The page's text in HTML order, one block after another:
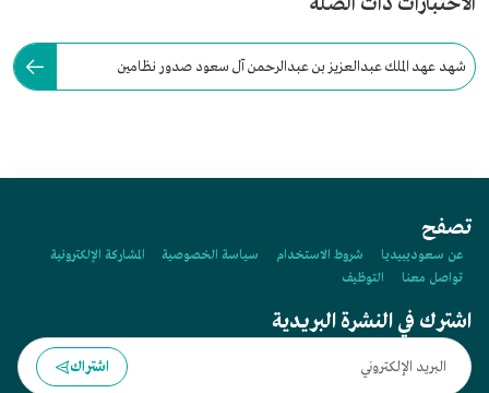
شهد عهد الملك عبدالعزيز بن عبدالرحمن آل سعود صدور نظامين
تصفح
عن سعوديبيديا شروط الاستخدام سياسة الخصوصية
المشاركة الإلكترونية
تواصل معنا
التوظيف
اشترك في النشرة البريدية
اشتراك